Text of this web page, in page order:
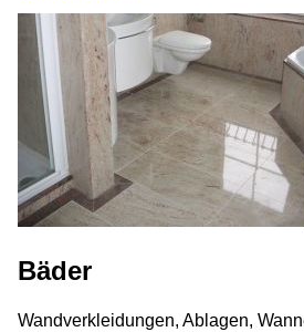
Bäder
Wandverkleidungen, Ablagen,